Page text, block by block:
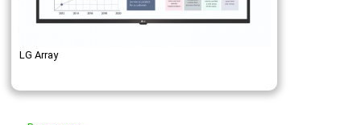
LG Array